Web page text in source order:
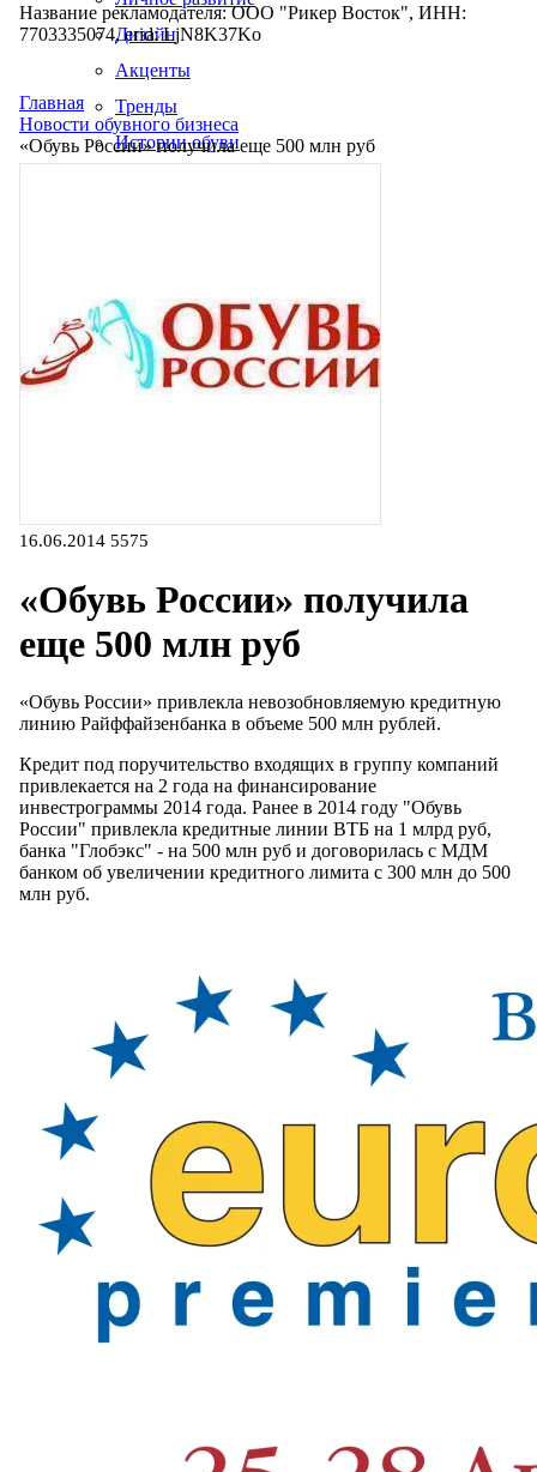
Дизайн
Акценты
Тренды
Истории обуви
Название рекламодателя: ООО "Рикер Восток", ИНН:
7703335074, erid: LjN8K37Ko
Главная
Новости обувного бизнеса
«Обувь России» получила еще 500 млн руб
16.06.2014 5575
«Обувь России» получила
еще 500 млн руб
«Обувь России» привлекла невозобновляемую кредитную
линию Райффайзенбанка в объеме 500 млн рублей.
Кредит под поручительство входящих в группу компаний
привлекается на 2 года на финансирование
инвестрограммы 2014 года. Ранее в 2014 году "Обувь
России" привлекла кредитные линии ВТБ на 1 млрд руб,
банка "Глобэкс" - на 500 млн руб и договорилась с МДМ
банком об увеличении кредитного лимита с 300 млн до 500
млн руб.